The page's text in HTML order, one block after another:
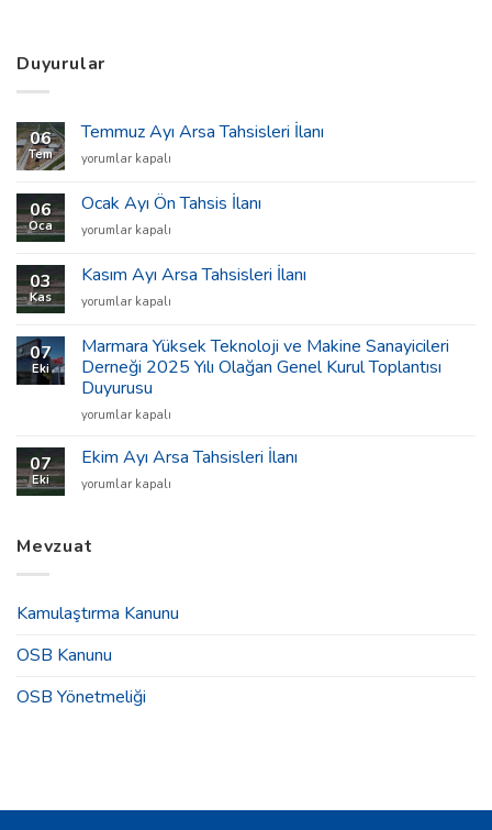
Duyurular
06
Tem
Temmuz Ayı Arsa Tahsisleri İlanı
Temmuz
Arsa
Tahsisleri
İlanı
yorumlar kapalı
06
Oca
Ocak Ayı Ön Tahsis İlanı
Ocak
Ön
Tahsis
İlanı
yorumlar kapalı
03
Kas
Kasım Ayı Arsa Tahsisleri İlanı
Kasım
Arsa
Tahsisleri
İlanı
için
yorumlar kapalı
07
Eki
Marmara Yüksek Teknoloji ve Makine Sanayicileri
Derneği 2025 Yılı Olağan Genel Kurul Toplantısı
Duyurusu
Marmara
Teknoloji
Makine
2025
Kurul
Duyurusu
yorumlar kapalı
07
Eki
Ekim Ayı Arsa Tahsisleri İlanı
Ekim
Tahsisleri
yorumlar kapalı
Mevzuat
Kamulaştırma Kanunu
OSB Kanunu
OSB Yönetmeliği